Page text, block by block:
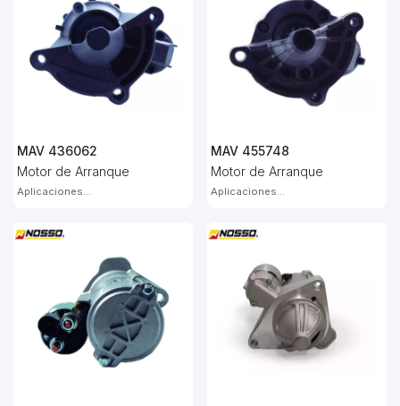
MAV 436062
Motor de Arranque
Aplicaciones...
MAV 455748
Motor de Arranque
Aplicaciones...